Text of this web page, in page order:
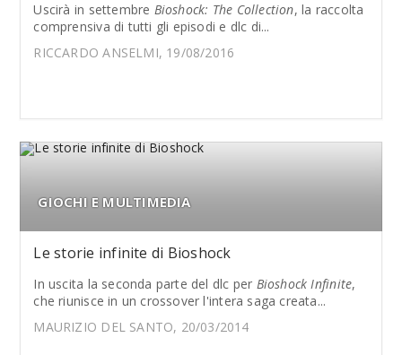
Uscirà in settembre Bioshock: The Collection, la raccolta
comprensiva di tutti gli episodi e dlc di...
RICCARDO ANSELMI, 19/08/2016
GIOCHI E MULTIMEDIA
Le storie infinite di Bioshock
In uscita la seconda parte del dlc per Bioshock Infinite,
che riunisce in un crossover l'intera saga creata...
MAURIZIO DEL SANTO, 20/03/2014